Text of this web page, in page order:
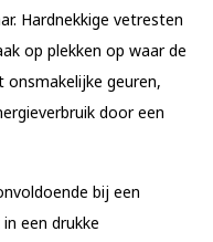
Hardnekkige vetresten
op plekken op waar de
geuren,
door een
bij een
een drukke